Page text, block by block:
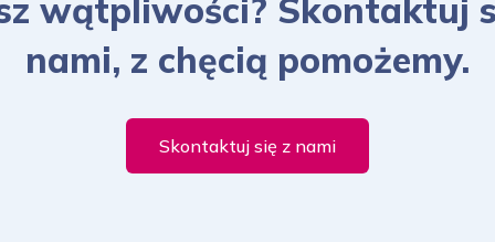
wątpliwości? Skontaktuj
nami, z chęcią pomożemy.
Skontaktuj się z nami